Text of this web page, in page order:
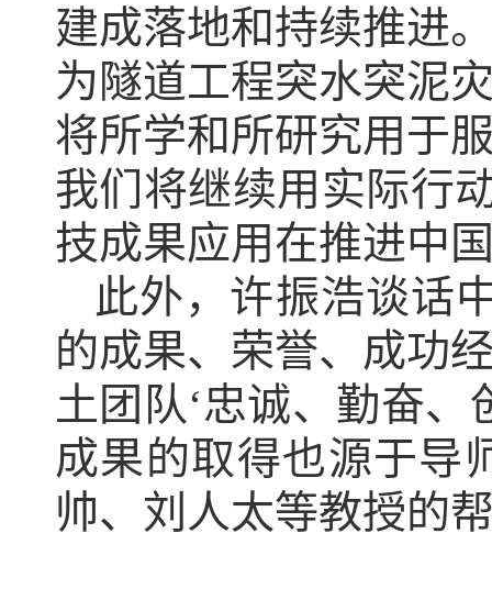
建成落地和持续推进
为隧道工程突水突泥
将所学和所研究用于
我们将继续用实际行
技成果应用在推进中
此外，许振浩谈话
的成果、荣誉、成功
土团队‘忠诚、勤奋
成果的取得也源于导
帅、刘人太等教授的